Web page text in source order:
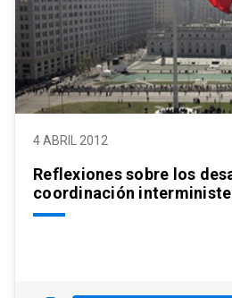
4 ABRIL 2012
Reflexiones sobre los
coordinación